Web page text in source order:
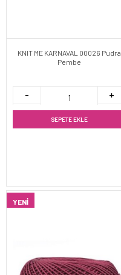
KNIT ME KARNAVAL 00026 Pudra
Pembe
SEPETE EKLE
YENI